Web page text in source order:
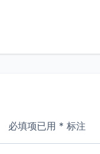
必填项已用 * 标注